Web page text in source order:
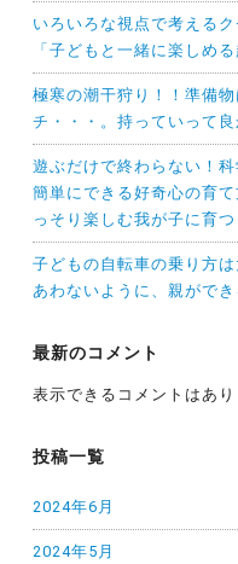
いろいろな視点で考える
「子どもと一緒に楽しめ
極寒の潮干狩り！！準備
チ・・・。持っていって良
遊ぶだけで終わらない！
簡単にできる好奇心の育
っそり楽しむ我が子に育つ
子どもの自転車の乗り方
あわないように、親ができ
最新のコメント
表示できるコメントはあり
投稿一覧
2024年6月
2024年5月